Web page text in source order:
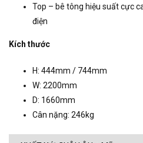
Top – bê tông hiệu suất cực
điện
Kích thước
H: 444mm / 744mm
W: 2200mm
D: 1660mm
Cân nặng: 246kg